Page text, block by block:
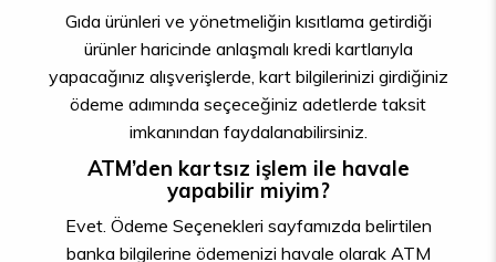
Gıda ürünleri ve yönetmeliğin kısıtlama getirdiği
ürünler haricinde anlaşmalı kredi kartlarıyla
yapacağınız alışverişlerde, kart bilgilerinizi girdiğiniz
ödeme adımında seçeceğiniz adetlerde taksit
imkanından faydalanabilirsiniz.
ATM’den kartsız işlem ile havale
yapabilir miyim?
Evet. Ödeme Seçenekleri sayfamızda belirtilen
banka bilgilerine ödemenizi havale olarak ATM